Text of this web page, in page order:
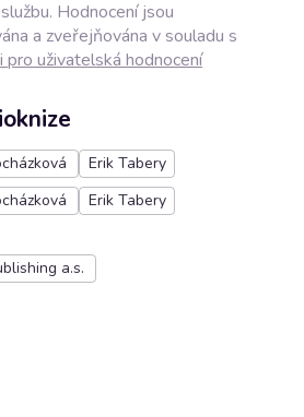
Hodnocení jsou
a zveřejňována v souladu s
pro uživatelská hodnocení
Erik Tabery
Erik Tabery
a.s.